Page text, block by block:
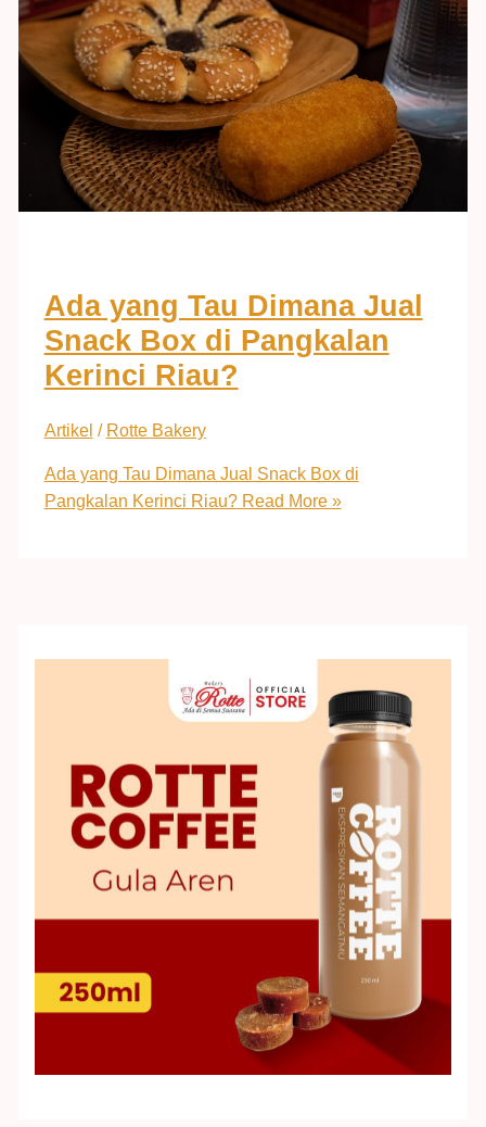
Ada yang Tau Dimana Jual
Snack Box di Pangkalan
Kerinci Riau?
Artikel / Rotte Bakery
Ada yang Tau Dimana Jual Snack Box di
Pangkalan Kerinci Riau?Read More »